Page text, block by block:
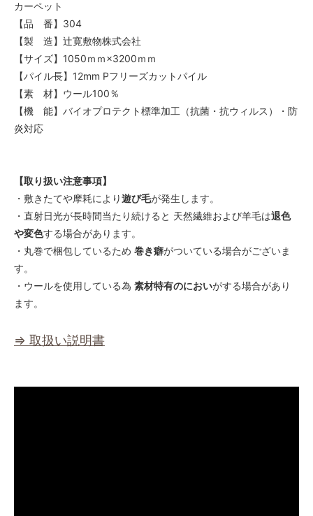
カーペット
【品 番】304
【製 造】辻寛敷物株式会社
【サイズ】1050ｍｍ×3200ｍｍ
【パイル長】12mm Pフリーズカットパイル
【素 材】ウール100％
【機 能】バイオプロテクト標準加工（抗菌・抗ウィルス）・防
炎対応
【取り扱い注意事項】
・敷きたてや摩耗により遊び毛が発生します。
・直射日光が長時間当たり続けると 天然繊維および羊毛は退色
や変色する場合があります。
・丸巻で梱包しているため 巻き癖がついている場合がございま
す。
・ウールを使用している為 素材特有のにおいがする場合があり
ます。
⇒ 取扱い説明書